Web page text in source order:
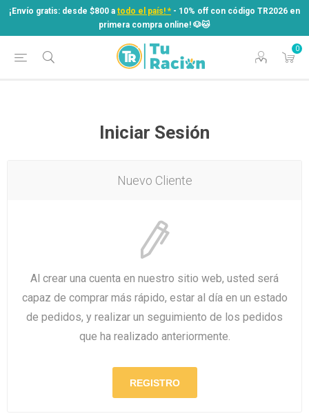
¡Envío gratis: desde $800 a todo el país! * - 10% off con código TR2026 en
primera compra online! ​🐶​🐱
0
¡Envío gratis: desde $800 atodo el país! *
- 10% off con código TR2026 en
primera compra online! ​🐶​🐱
Iniciar Sesión
Nuevo Cliente
Al crear una cuenta en nuestro sitio web, usted será
capaz de comprar más rápido, estar al día en un estado
de pedidos, y realizar un seguimiento de los pedidos
que ha realizado anteriormente.